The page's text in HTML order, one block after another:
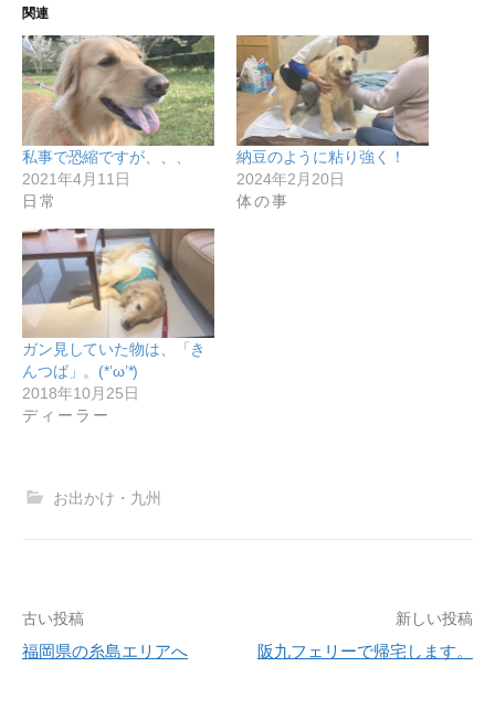
関連
私事で恐縮ですが、、、
2021年4月11日
日常
納豆のように粘り強く！
2024年2月20日
体の事
ガン見していた物は、「き
んつば」。(*’ω’*)
2018年10月25日
ディーラー
お出かけ・九州
投
稿
古い投稿
福岡県の糸島エリアへ
新しい投稿
阪九フェリーで帰宅します。